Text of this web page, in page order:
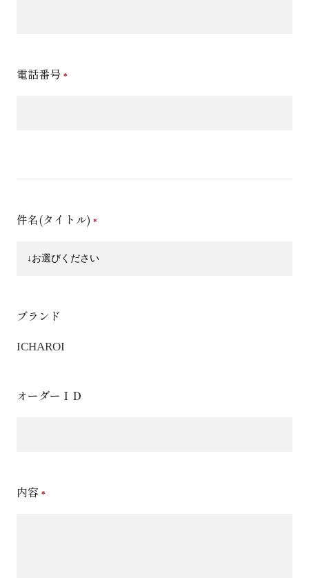
電話番号
件名(タイトル)
ブランド
ICHAROI
オーダーＩＤ
内容